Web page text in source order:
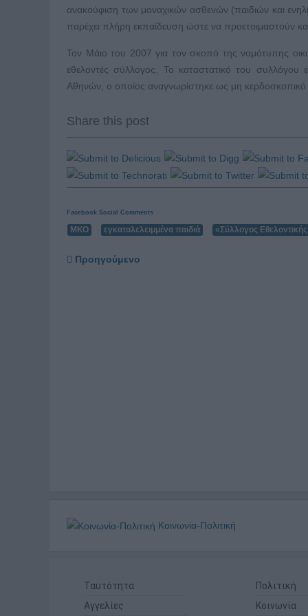
ανακούφιση των μοναχικών ασθενών (παιδιών και
παρέχει πλήρη εκπαίδευση ώστε να προετοιμαστούν
Τον Μάιο του 2007 για τον σκοπό της νομότυπης
εθελοντές σύλλογος. Το καταστατικό του
Αθηνών, ο οποίος αναγνωρίστηκε ως μη κερδοσκοπικό
Share this post
Facebook Social Comments
ΜΚΟ εγκαταλελειμμένα παιδιά «Σύλλογος
Προηγούμενο
Κοινωνία-Πολιτική
Ταυτότητα
Αγγελίες
Πολιτική
Κοινωνία